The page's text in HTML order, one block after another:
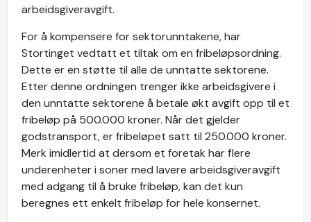
arbeidsgiveravgift.
For å kompensere for sektorunntakene, har
Stortinget vedtatt et tiltak om en fribeløpsordning.
Dette er en støtte til alle de unntatte sektorene.
Etter denne ordningen trenger ikke arbeidsgivere i
den unntatte sektorene å betale økt avgift opp til et
fribeløp på 500.000 kroner. Når det gjelder
godstransport, er fribeløpet satt til 250.000 kroner.
Merk imidlertid at dersom et foretak har flere
underenheter i soner med lavere arbeidsgiveravgift
med adgang til å bruke fribeløp, kan det kun
beregnes ett enkelt fribeløp for hele konsernet.